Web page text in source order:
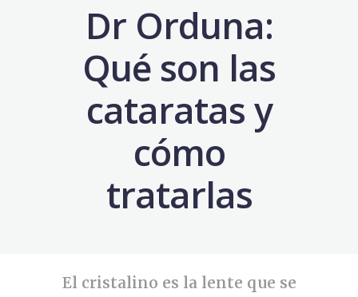
Dr Orduna:
Qué son las
cataratas y
cómo
tratarlas
El cristalino es la lente que se